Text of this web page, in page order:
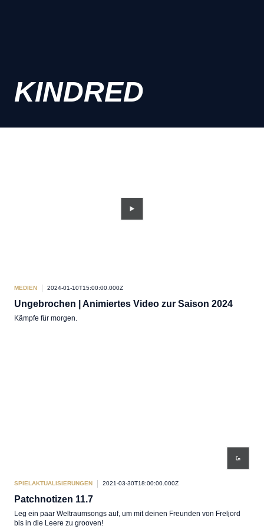
KINDRED
MEDIEN 2024-01-10T15:00:00.000Z
Ungebrochen | Animiertes Video zur Saison 2024
Kämpfe für morgen.
SPIELAKTUALISIERUNGEN 2021-03-30T18:00:00.000Z
Patchnotizen 11.7
Leg ein paar Weltraumsongs auf, um mit deinen Freunden von Freljord
bis in die Leere zu grooven!